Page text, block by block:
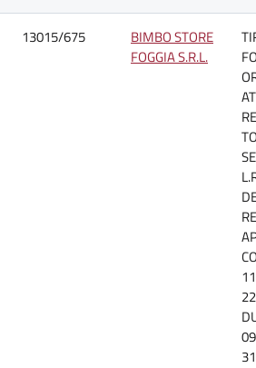
13015/675
BIMBO STORE
FOGGIA S.R.L.